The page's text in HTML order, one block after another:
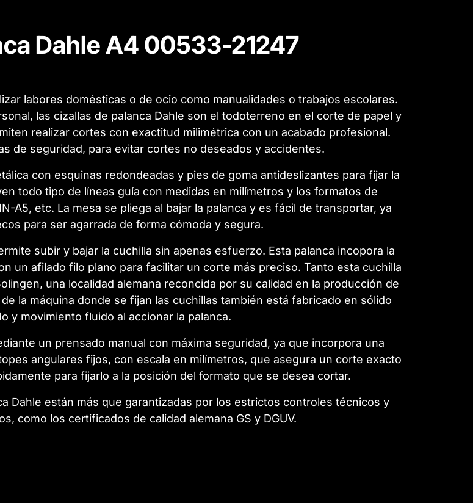
Dahle A4 00533-21247
labores domésticas o de ocio como manualidades o trabajos escolares.
las cizallas de palanca Dahle son el todoterreno en el corte de papel y
realizar cortes con exactitud milimétrica con un acabado profesional.
de seguridad, para evitar cortes no deseados y accidentes.
con esquinas redondeadas y pies de goma antideslizantes para fijar la
todo tipo de líneas guía con medidas en milímetros y los formatos de
A5, etc. La mesa se pliega al bajar la palanca y es fácil de transportar, ya
para ser agarrada de forma cómoda y segura.
subir y bajar la cuchilla sin apenas esfuerzo. Esta palanca incopora la
un afilado filo plano para facilitar un corte más preciso. Tanto esta cuchilla
una localidad alemana reconcida por su calidad en la producción de
la máquina donde se fijan las cuchillas también está fabricado en sólido
y movimiento fluido al accionar la palanca.
un prensado manual con máxima seguridad, ya que incorpora una
angulares fijos, con escala en milímetros, que asegura un corte exacto
para fijarlo a la posición del formato que se desea cortar.
Dahle están más que garantizadas por los estrictos controles técnicos y
como los certificados de calidad alemana GS y DGUV.